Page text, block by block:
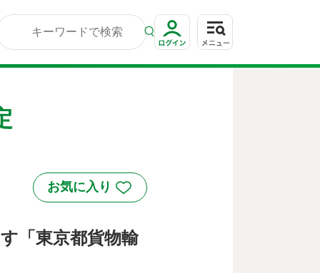
「東京都貨物輸